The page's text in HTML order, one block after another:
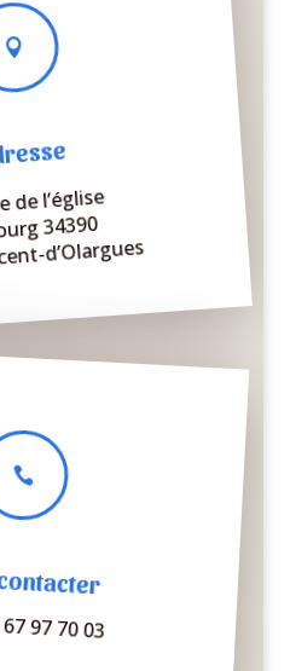

de l’église
34390
d’Olargues

97 70 03